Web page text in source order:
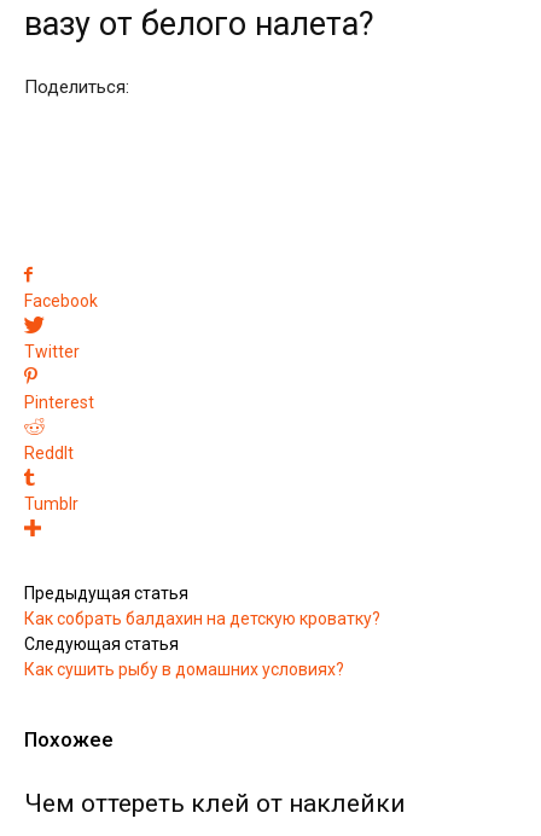
вазу от белого налета?
Поделиться:
Facebook
Twitter
Pinterest
ReddIt
Tumblr
Предыдущая статья
Как собрать балдахин на детскую кроватку?
Следующая статья
Как сушить рыбу в домашних условиях?
Похожее
Чем оттереть клей от наклейки